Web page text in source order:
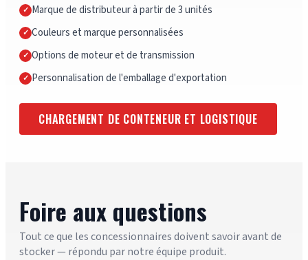
Marque de distributeur à partir de 3 unités
Couleurs et marque personnalisées
Options de moteur et de transmission
Personnalisation de l'emballage d'exportation
CHARGEMENT DE CONTENEUR ET LOGISTIQUE
Foire aux questions
Tout ce que les concessionnaires doivent savoir avant de
stocker — répondu par notre équipe produit.